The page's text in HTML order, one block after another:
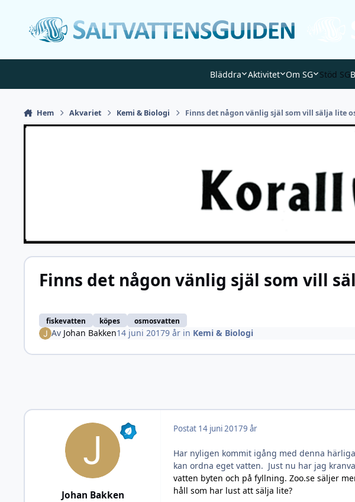
Bläddra Aktivitet Om SG Stöd SG
Hem Akvariet Kemi & Biologi Finns det någon vänlig själ som vill sälja lite
Finns det någon vänlig själ som vill
fiskevatten köpes osmosvatten
Av Johan Bakken14 juni 20179 årin Kemi & Biologi
Johan Bakken
Postat 14 juni 20179 år
Har nyligen kommit igång med denna
kan ordna eget vatten. Just nu har jag
vatten byten och på fyllning. Zoo.se säljer
håll som har lust att sälja lite?